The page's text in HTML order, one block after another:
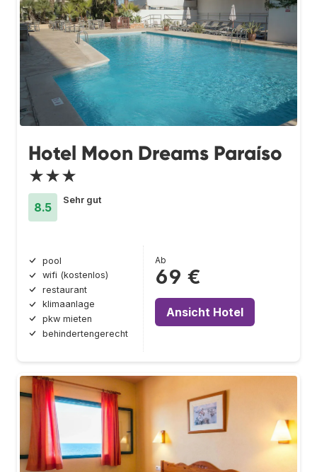
Hotel Moon Dreams Paraíso
★★★
8.5
Sehr gut
pool
wifi (kostenlos)
restaurant
klimaanlage
pkw mieten
behindertengerecht
Ab
69 €
Ansicht Hotel